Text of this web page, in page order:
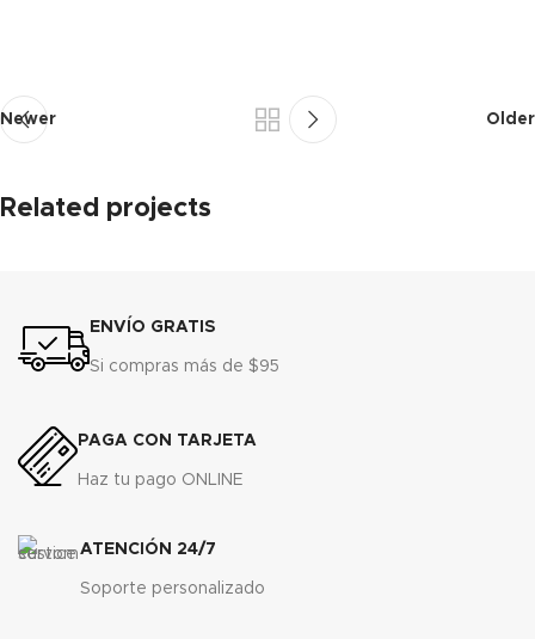
Newer Older
Related projects
Kitchen
Suspendisse quam at vestibulum
ENVÍO GRATIS
Si compras más de $95
PAGA CON TARJETA
Haz tu pago ONLINE
ATENCIÓN 24/7
Soporte personalizado